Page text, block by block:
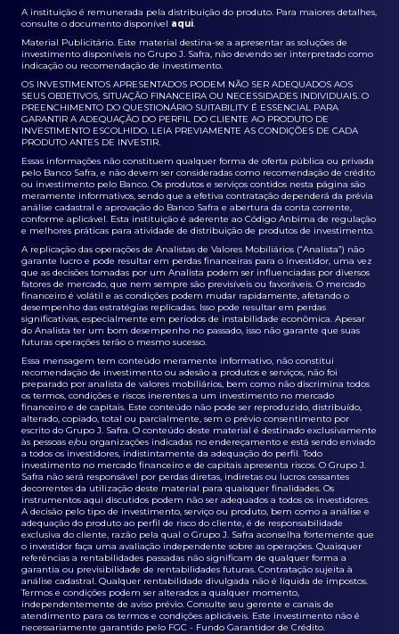
A instituição é remunerada pela distribuição do produto. Para maiores detalhes,
consulte o documento disponível aqui.
Material Publicitário. Este material destina-se a apresentar as soluções de
investimento disponíveis no Grupo J. Safra, não devendo ser interpretado como
indicação ou recomendação de investimento.
OS INVESTIMENTOS APRESENTADOS PODEM NÃO SER ADEQUADOS AOS
SEUS OBJETIVOS, SITUAÇÃO FINANCEIRA OU NECESSIDADES INDIVIDUAIS. O
PREENCHIMENTO DO QUESTIONÁRIO SUITABILITY É ESSENCIAL PARA
GARANTIR A ADEQUAÇÃO DO PERFIL DO CLIENTE AO PRODUTO DE
INVESTIMENTO ESCOLHIDO. LEIA PREVIAMENTE AS CONDIÇÕES DE CADA
PRODUTO ANTES DE INVESTIR.
Essas informações não constituem qualquer forma de oferta pública ou privada
pelo Banco Safra, e não devem ser consideradas como recomendação de crédito
ou investimento pelo Banco. Os produtos e serviços contidos nesta página são
meramente informativos, sendo que a efetiva contratação dependerá da prévia
análise cadastral e aprovação do Banco Safra e abertura da conta corrente,
conforme aplicável. Esta instituição é aderente ao Código Anbima de regulação
e melhores práticas para atividade de distribuição de produtos de investimento.
A replicação das operações de Analistas de Valores Mobiliários (“Analista”) não
garante lucro e pode resultar em perdas financeiras para o investidor, uma vez
que as decisões tomadas por um Analista podem ser influenciadas por diversos
fatores de mercado, que nem sempre são previsíveis ou favoráveis. O mercado
financeiro é volátil e as condições podem mudar rapidamente, afetando o
desempenho das estratégias replicadas. Isso pode resultar em perdas
significativas, especialmente em períodos de instabilidade econômica. Apesar
do Analista ter um bom desempenho no passado, isso não garante que suas
futuras operações terão o mesmo sucesso.
Essa mensagem tem conteúdo meramente informativo, não constitui
recomendação de investimento ou adesão a produtos e serviços, não foi
preparado por analista de valores mobiliários, bem como não discrimina todos
os termos, condições e riscos inerentes a um investimento no mercado
financeiro e de capitais. Este conteúdo não pode ser reproduzido, distribuído,
alterado, copiado, total ou parcialmente, sem o prévio consentimento por
escrito do Grupo J. Safra. O conteúdo deste material é destinado exclusivamente
às pessoas e/ou organizações indicadas no endereçamento e está sendo enviado
a todos os investidores, indistintamente da adequação do perfil. Todo
investimento no mercado financeiro e de capitais apresenta riscos. O Grupo J.
Safra não será responsável por perdas diretas, indiretas ou lucros cessantes
decorrentes da utilização deste material para quaisquer finalidades. Os
instrumentos aqui discutidos podem não ser adequados a todos os investidores.
A decisão pelo tipo de investimento, serviço ou produto, bem como a análise e
adequação do produto ao perfil de risco do cliente, é de responsabilidade
exclusiva do cliente, razão pela qual o Grupo J. Safra aconselha fortemente que
o investidor faça uma avaliação independente sobre as operações. Quaisquer
referências a rentabilidades passadas não significam de qualquer forma a
garantia ou previsibilidade de rentabilidades futuras. Contratação sujeita à
análise cadastral. Qualquer rentabilidade divulgada não é líquida de impostos.
Termos e condições podem ser alterados a qualquer momento,
independentemente de aviso prévio. Consulte seu gerente e canais de
atendimento para os termos e condições aplicáveis. Este investimento não é
necessariamente garantido pelo FGC - Fundo Garantidor de Crédito.